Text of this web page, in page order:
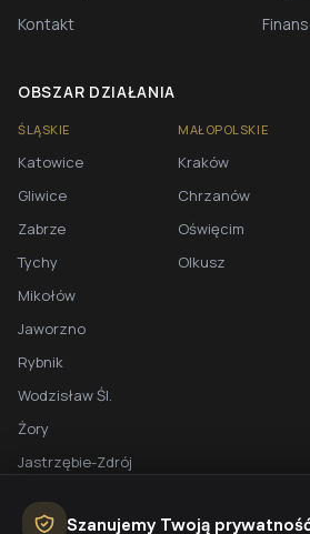
Kontakt
OBSZAR DZIAŁANIA
ŚLĄSKIE
Katowice
Gliwice
Zabrze
Tychy
Mikołów
Jaworzno
Rybnik
Wodzisław Śl.
Żory
Jastrzębie-Zdrój
MAŁOPOLSKIE
Kraków
Chrzanów
Oświęcim
Olkusz
Szanujemy Twoją